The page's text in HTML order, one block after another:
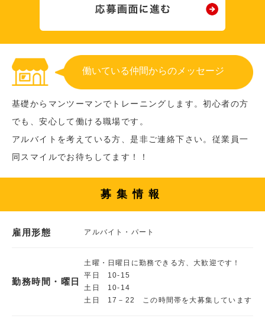
働いている仲間からのメッセージ
基礎からマンツーマンでトレーニングします。初心者の方
でも、安心して働ける職場です。
アルバイトを考えている方、是非ご連絡下さい。従業員一
同スマイルでお待ちしてます！！
募集情報
雇用形態 アルバイト・パート
勤務時間・曜日
土曜・日曜日に勤務できる方、大歓迎です！
平日 10-15
土日 10-14
土日 17－22 この時間帯を大募集しています